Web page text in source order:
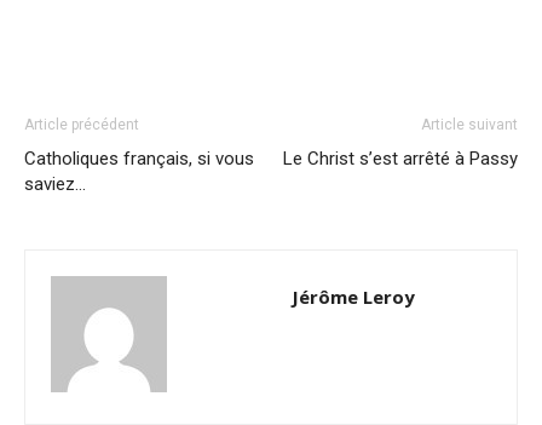
Article précédent
Catholiques français, si vous
saviez…
Article suivant
Le Christ s’est arrêté à Passy
Jérôme Leroy